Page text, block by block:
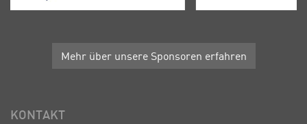
Mehr über unsere Sponsoren erfahren
KONTAKT